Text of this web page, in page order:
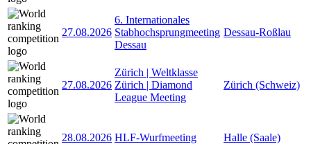
27.08.2026
6. Internationales
Stabhochsprungmeeting
Dessau
Dessau-Roßlau
27.08.2026
Zürich | Weltklasse
Zürich | Diamond
League Meeting
Zürich (Schweiz)
28.08.2026 HLF-Wurfmeeting Halle (Saale)